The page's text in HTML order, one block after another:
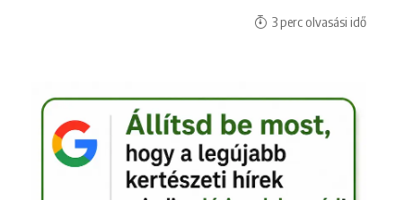
3 perc olvasási idő